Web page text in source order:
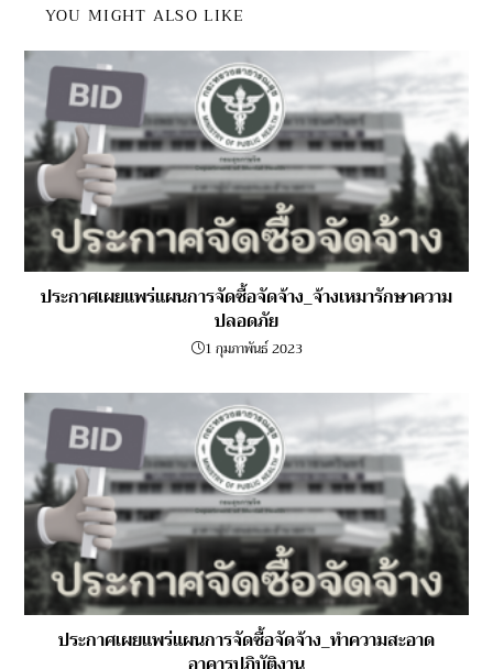
YOU MIGHT ALSO LIKE
ประกาศเผยแพร่แผนการจัดซื้อจัดจ้าง_จ้างเหมารักษาความ
ปลอดภัย
1 กุมภาพันธ์ 2023
ประกาศเผยแพร่แผนการจัดซื้อจัดจ้าง_ทำความสะอาด